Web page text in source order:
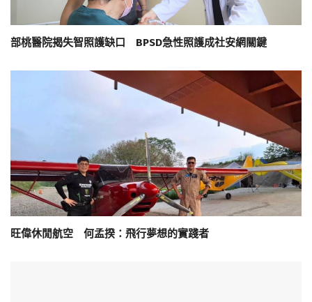
部桃醫院揭失智照護缺口 BPSD急性照護成社安網關鍵
旺偉休閒航空 何孟揆：飛行夢想的實踐者